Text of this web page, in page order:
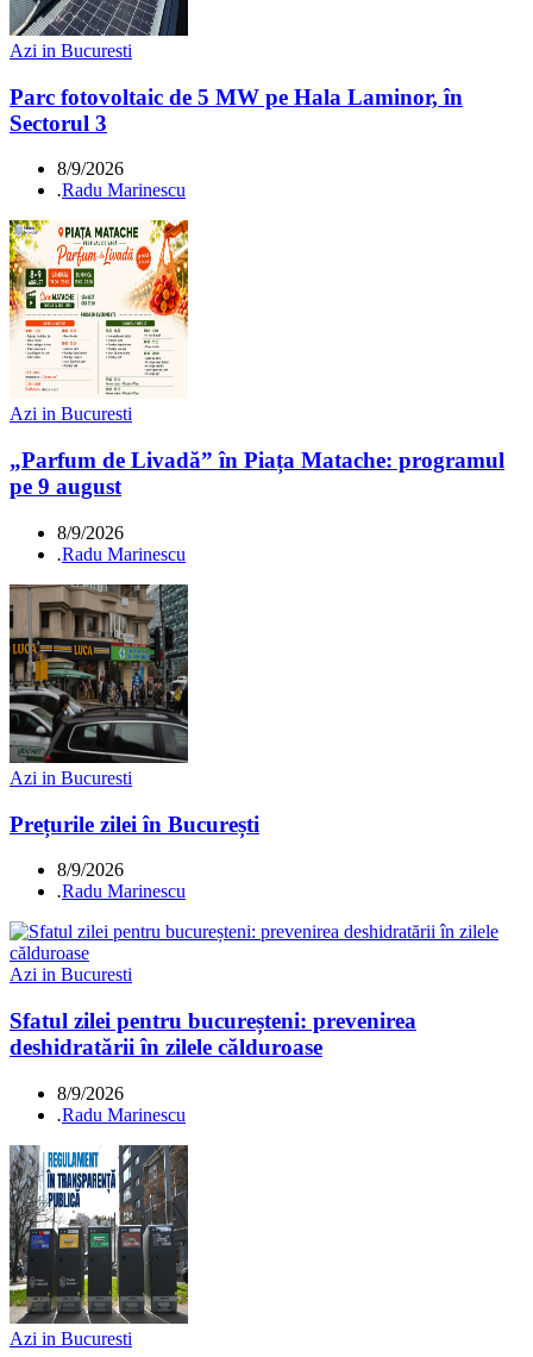
Azi in Bucuresti
Parc fotovoltaic de 5 MW pe Hala Laminor, în
Sectorul 3
8/9/2026
.Radu Marinescu
Azi in Bucuresti
„Parfum de Livadă” în Piața Matache: programul
pe 9 august
8/9/2026
.Radu Marinescu
Azi in Bucuresti
Prețurile zilei în București
8/9/2026
.Radu Marinescu
Azi in Bucuresti
Sfatul zilei pentru bucureșteni: prevenirea
deshidratării în zilele călduroase
8/9/2026
.Radu Marinescu
Azi in Bucuresti